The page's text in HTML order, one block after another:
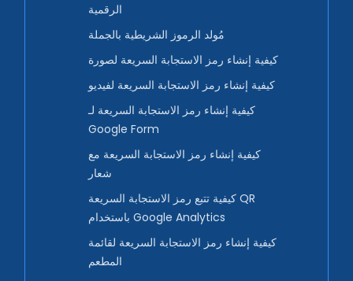
الرقمية
مُولد الرموز الشريطية بالجملة
كيفية إنشاء رمز الاستجابة السريعة لصورة
كيفية إنشاء رمز الاستجابة السريعة لفيديو
كيفية إنشاء رمز الاستجابة السريعة لـ
Google Form
كيفية إنشاء رمز الاستجابة السريعة مع
شعار
كيفية تتبع رمز الاستجابة السريعة QR
باستخدام Google Analytics
كيفية إنشاء رمز الاستجابة السريعة لقائمة
المطعم